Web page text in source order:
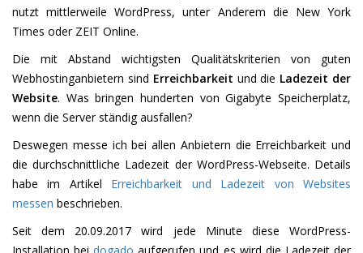
nutzt mittlerweile WordPress, unter Anderem die New York
Times oder ZEIT Online.
Die mit Abstand wichtigsten Qualitätskriterien von guten
Webhostinganbietern sind Erreichbarkeit und die Ladezeit der
Website. Was bringen hunderten von Gigabyte Speicherplatz,
wenn die Server ständig ausfallen?
Deswegen messe ich bei allen Anbietern die Erreichbarkeit und
die durchschnittliche Ladezeit der WordPress-Webseite. Details
habe im Artikel Erreichbarkeit und Ladezeit von Websites
messen beschrieben.
Seit dem 20.09.2017 wird jede Minute diese WordPress-